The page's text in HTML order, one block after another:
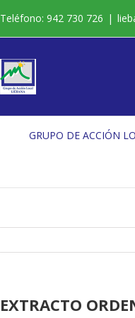
Teléfono: 942 730 726 |
GRUPO DE ACCIÓN
EXTRACTO